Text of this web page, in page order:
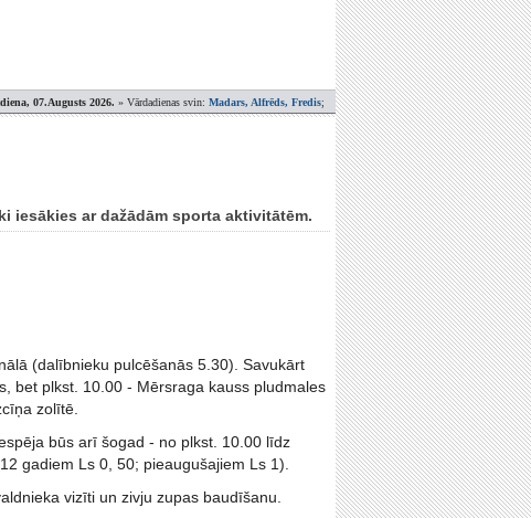
07.Augusts 2026. » Vārdadienas svin: Madars, Alfrēds, Fredis;
iesākies ar dažādām sporta aktivitātēm.
(dalībnieku pulcēšanās 5.30). Savukārt
bet plkst. 10.00 - Mērsraga kauss pludmales
zolītē.
būs arī šogad - no plkst. 10.00 līdz
gadiem Ls 0, 50; pieaugušajiem Ls 1).
vizīti un zivju zupas baudīšanu.